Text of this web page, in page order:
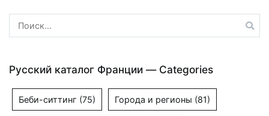
Найти:
Русский каталог Франции — Categories
Беби-ситтинг (75) Города и регионы (81)